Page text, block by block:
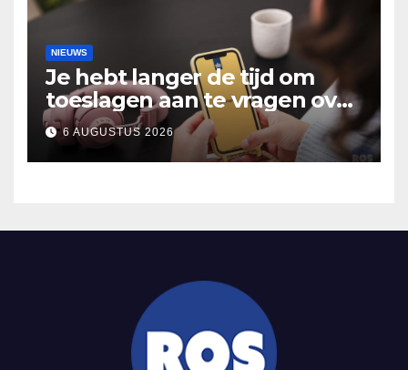
NIEUWS
Je hebt langer de tijd om
toeslagen aan te vragen over
2025
6 AUGUSTUS 2026